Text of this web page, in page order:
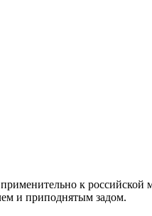
к
и приподнятым задом.